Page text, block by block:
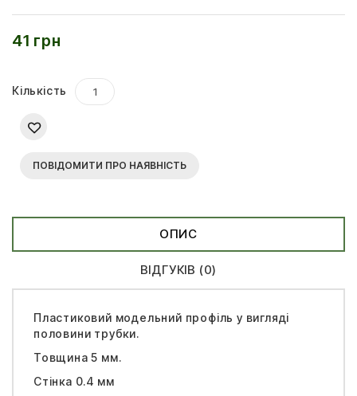
41 грн
Кількість
ПОВІДОМИТИ ПРО НАЯВНІСТЬ
ОПИС
ВІДГУКІВ (0)
Пластиковий модельний профіль у вигляді
половини трубки.
Товщина 5 мм.
Стінка 0.4 мм